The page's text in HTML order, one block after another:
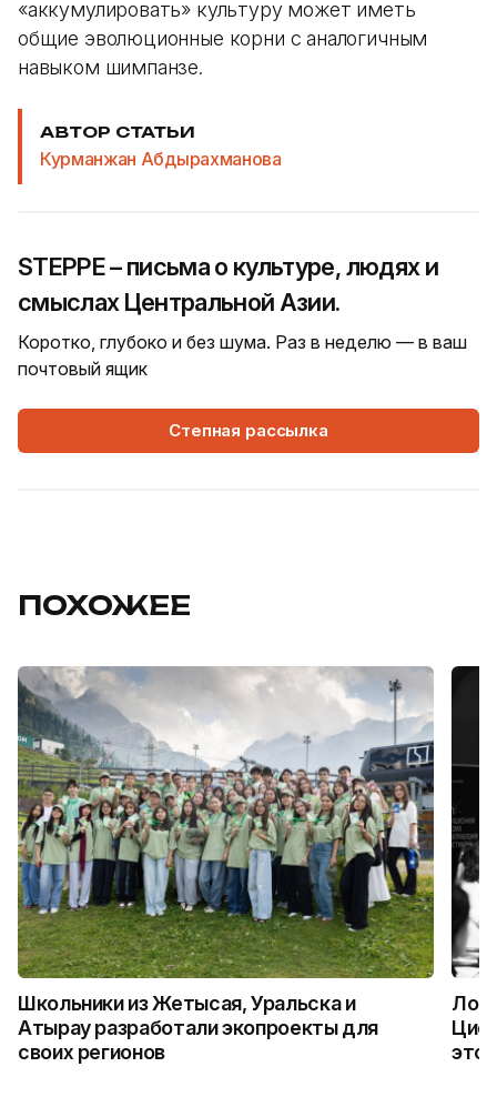
«аккумулировать» культуру может иметь
общие эволюционные корни с аналогичным
навыком шимпанзе.
АВТОР СТАТЬИ
Курманжан Абдырахманова
STEPPE – письма о культуре, людях и
смыслах Центральной Азии.
Коротко, глубоко и без шума. Раз в неделю — в ваш
почтовый ящик
Степная рассылка
ПОХОЖЕЕ
Школьники из Жетысая, Уральска и
Атырау разработали экопроекты для
своих регионов
это